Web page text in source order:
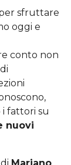
sfruttare
oggi e
conto non
fattori su
nuovi